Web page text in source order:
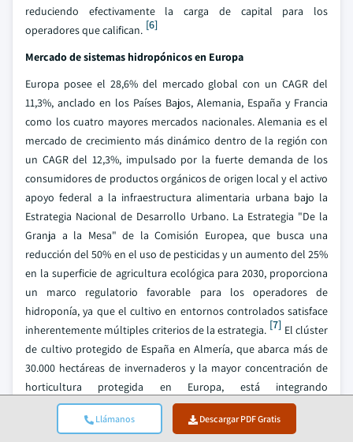
Llámanos Descargar PDF Gratis
reduciendo efectivamente la carga de capital para los
operadores que califican. [6]
Mercado de sistemas hidropónicos en Europa
Europa posee el 28,6% del mercado global con un CAGR del
11,3%, anclado en los Países Bajos, Alemania, España y Francia
como los cuatro mayores mercados nacionales. Alemania es el
mercado de crecimiento más dinámico dentro de la región con
un CAGR del 12,3%, impulsado por la fuerte demanda de los
consumidores de productos orgánicos de origen local y el activo
apoyo federal a la infraestructura alimentaria urbana bajo la
Estrategia Nacional de Desarrollo Urbano. La Estrategia "De la
Granja a la Mesa" de la Comisión Europea, que busca una
reducción del 50% en el uso de pesticidas y un aumento del 25%
en la superficie de agricultura ecológica para 2030, proporciona
un marco regulatorio favorable para los operadores de
hidroponía, ya que el cultivo en entornos controlados satisface
inherentemente múltiples criterios de la estrategia. [7] El clúster
de cultivo protegido de España en Almería, que abarca más de
30.000 hectáreas de invernaderos y la mayor concentración de
horticultura protegida en Europa, está integrando
progresivamente sistemas de sustratos hidropónicos a medida
que la degradación del suelo por el cultivo intensivo reduce la